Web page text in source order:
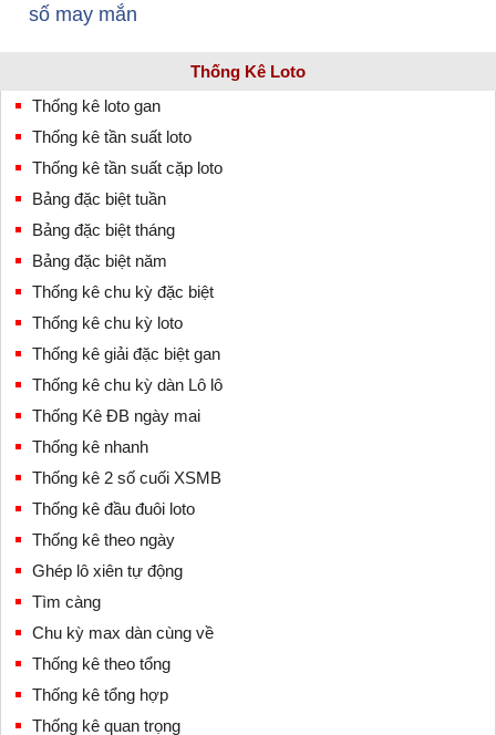
số may mắn
Thống Kê Loto
Thống kê loto gan
Thống kê tần suất loto
Thống kê tần suất cặp loto
Bảng đặc biệt tuần
Bảng đặc biệt tháng
Bảng đặc biệt năm
Thống kê chu kỳ đặc biệt
Thống kê chu kỳ loto
Thống kê giải đặc biệt gan
Thống kê chu kỳ dàn Lô lô
Thống Kê ĐB ngày mai
Thống kê nhanh
Thống kê 2 số cuối XSMB
Thống kê đầu đuôi loto
Thống kê theo ngày
Ghép lô xiên tự động
Tìm càng
Chu kỳ max dàn cùng về
Thống kê theo tổng
Thống kê tổng hợp
Thống kê quan trọng